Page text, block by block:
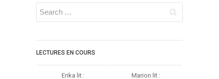
LECTURES EN COURS
Erika lit : Marion lit :